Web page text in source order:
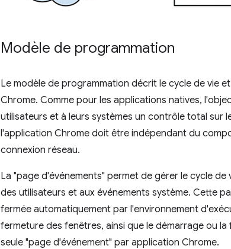
Modèle de programmation
Le modèle de programmation décrit le cycle de vie
Chrome. Comme pour les applications natives,
utilisateurs et à leurs systèmes un contrôle total sur
l'application Chrome doit être indépendant du
connexion réseau.
La "page d'événements" permet de gérer le cycle
des utilisateurs et aux événements système. Cette
fermée automatiquement par l'environnement
fermeture des fenêtres, ainsi que le démarrage ou
seule "page d'événement" par application Chrome.